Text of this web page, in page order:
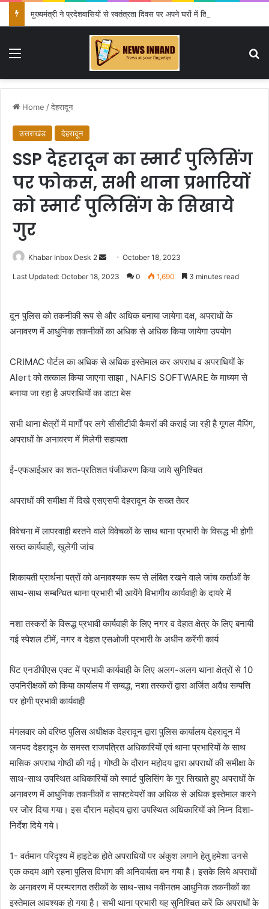
Menu
Home /देहरादून
उत्तराखंड देहरादून
SSP देहरादून का स्मार्ट पुलिसिंग
पर फोकस, सभी थाना प्रभारियों
को स्मार्ट पुलिसिंग के सिखाये
गुर
Khabar Inbox Desk 2
SendOctober 18, 2023
Last Updated: October 18, 2023 0 1,690 3 minutes read
दून पुलिस को तकनीकी रूप से और अधिक बनाया जायेगा दक्ष, अपराधों के
अनावरण में आधुनिक तकनीकों का अधिक से अधिक किया जायेगा उपयोग
CRIMAC पोर्टल का अधिक से अधिक इस्तेमाल कर अपराध व अपराधियों के
Alert को तत्काल किया जाएगा साझा , NAFIS SOFTWARE के माध्यम से
बनाया जा रहा है अपराधियों का डाटा बेस
सभी थाना क्षेत्रों में मार्गों पर लगे सीसीटीवी कैमरों की कराई जा रही है गूगल मैपिंग,
अपराधों के अनावरण में मिलेगी सहायता
ई-एफआईआर का शत-प्रतिशत पंजीकरण किया जाये सुनिश्चित
अपराधों की समीक्षा में दिखे एसएसपी देहरादून के सख्त तेवर
विवेचना में लापरवाही बरतने वाले विवेचकों के साथ थाना प्रभारी के विरूद्ध भी होगी
सख्त कार्यवाही, खुलेगी जांच
शिकायती प्रार्थना पत्रों को अनावश्यक रूप से लंबित रखने वाले जांच कर्ताओं के
साथ-साथ सम्बन्धित थाना प्रभारी भी आयेंगे विभागीय कार्यवाही के दायरे में
नशा तस्करों के विरूद्ध प्रभावी कार्यवाही के लिए नगर व देहात क्षेत्र के लिए बनायी
गई स्पेशल टीमें, नगर व देहात एसओजी प्रभारी के अधीन करेंगी कार्य
पिट एनडीपीएस एक्ट में प्रभावी कार्यवाही के लिए अलग-अलग थाना क्षेत्रों से 10
उपनिरीक्षकों को किया कार्यालय में सम्बद्ध, नशा तस्करों द्वारा अर्जित अवैध सम्पत्ति
पर होगी प्रभावी कार्यवाही
मंगलवार को वरिष्ठ पुलिस अधीक्षक देहरादून द्वारा पुलिस कार्यालय देहरादून में
जनपद देहरादून के समस्त राजपत्रित अधिकारियों एवं थाना प्रभारियों के साथ
मासिक अपराध गोष्ठी की गई। गोष्ठी के दौरान महोदय द्वारा अपराधों की समीक्षा के
साथ-साथ उपस्थित अधिकारियों को स्मार्ट पुलिसिंग के गुर सिखाते हुए अपराधों के
अनावरण में आधुनिक तकनीकों व साफ्टवेयरों का अधिक से अधिक इस्तेमाल करने
पर जोेर दिया गया। इस दौरान महोदय द्वारा उपस्थित अधिकारियों को निम्न दिशा-
निर्देश दिये गये।
1- वर्तमान परिदृश्य में हाइटेक होते अपराधियों पर अंकुश लगाने हेतु हमेशा उनसे
एक कदम आगे रहना पुलिस विभाग की अनिवार्यता बन गया है। इसके लिये अपराधों
के अनावरण में परम्परागत तरीकों के साथ-साथ नवीनतम आधुनिक तकनीकों का
इस्तेमाल आवश्यक हो गया है। सभी थाना प्रभारी यह सुनिश्चित करें कि अपराधों के